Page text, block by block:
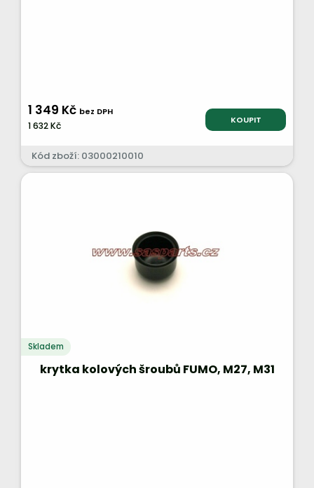
1 349 Kč bez DPH
1 632 Kč KOUPIT
Kód zboží: 03000210010
Skladem
krytka kolových šroubů FUMO, M27, M31